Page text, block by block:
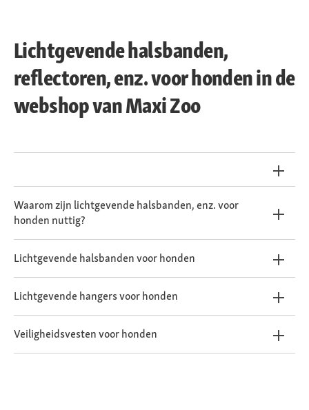
Lichtgevende halsbanden,
reflectoren, enz. voor honden in de
webshop van Maxi Zoo
Waarom zijn lichtgevende halsbanden, enz. voor
honden nuttig?
Lichtgevende halsbanden voor honden
Lichtgevende hangers voor honden
Veiligheidsvesten voor honden